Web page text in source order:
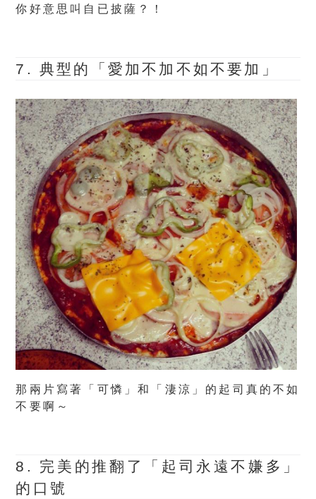
你好意思叫自已披薩？！
7. 典型的「愛加不加不如不要加」
那兩片寫著「可憐」和「淒涼」的起司真的不如
不要啊～
8. 完美的推翻了「起司永遠不嫌多」
的口號